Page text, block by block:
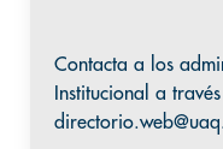
Contacta a los
Institucional a